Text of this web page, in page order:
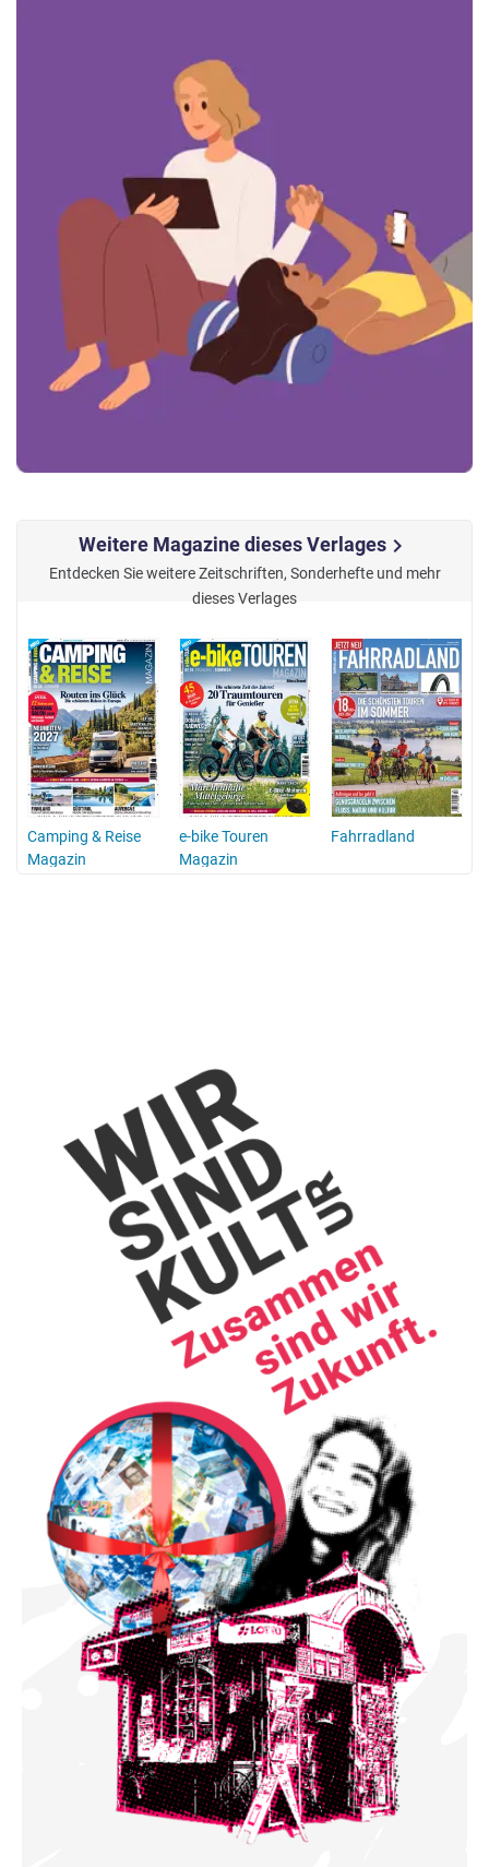
Weitere Magazine dieses Verlageschevron_right
Entdecken Sie weitere Zeitschriften, Sonderhefte und mehr
dieses Verlages
Camping & Reise
Magazin
e-bike Touren
Magazin
Fahrradland